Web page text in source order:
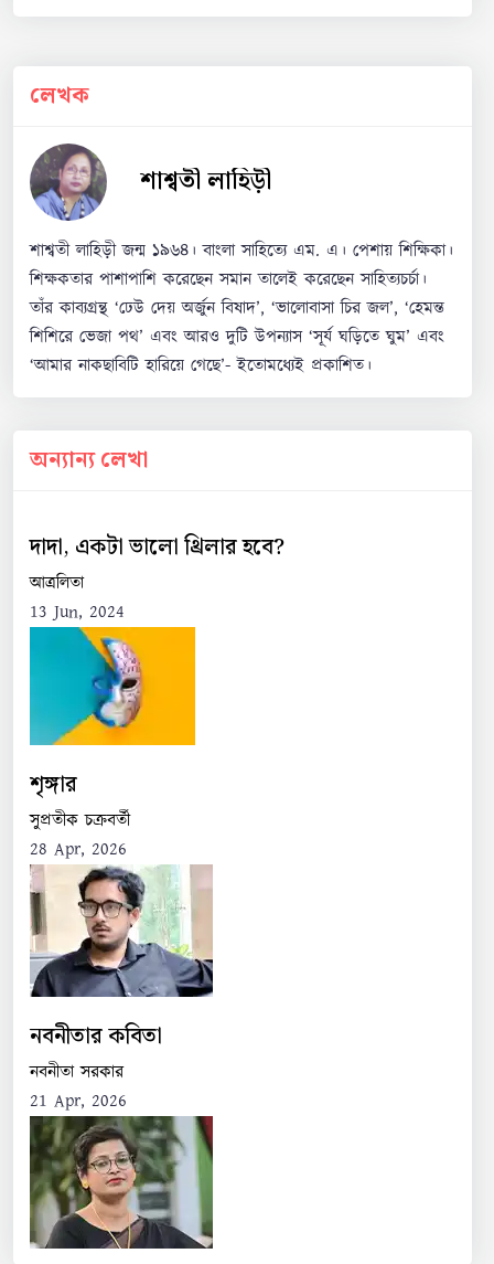
লেখক
শাশ্বতী লাহিড়ী
শাশ্বতী লাহিড়ী জন্ম ১৯৬৪। বাংলা সাহিত্যে এম. এ। পেশায় শিক্ষিকা।
শিক্ষকতার পাশাপাশি করেছেন সমান তালেই করেছেন সাহিত্যচর্চা।
তাঁর কাব্যগ্রন্থ ‘ঢেউ দেয় অর্জুন বিষাদ’, ‘ভালোবাসা চির জল’, ‘হেমন্ত
শিশিরে ভেজা পথ’ এবং আরও দুটি উপন্যাস ‘সূর্য ঘড়িতে ঘুম’ এবং
‘আমার নাকছাবিটি হারিয়ে গেছে’- ইতোমধ্যেই প্রকাশিত।
অন্যান্য লেখা
দাদা, একটা ভালো থ্রিলার হবে?
আত্রলিতা
13 Jun, 2024
শৃঙ্গার
সুপ্রতীক চক্রবর্তী
28 Apr, 2026
নবনীতার কবিতা
নবনীতা সরকার
21 Apr, 2026